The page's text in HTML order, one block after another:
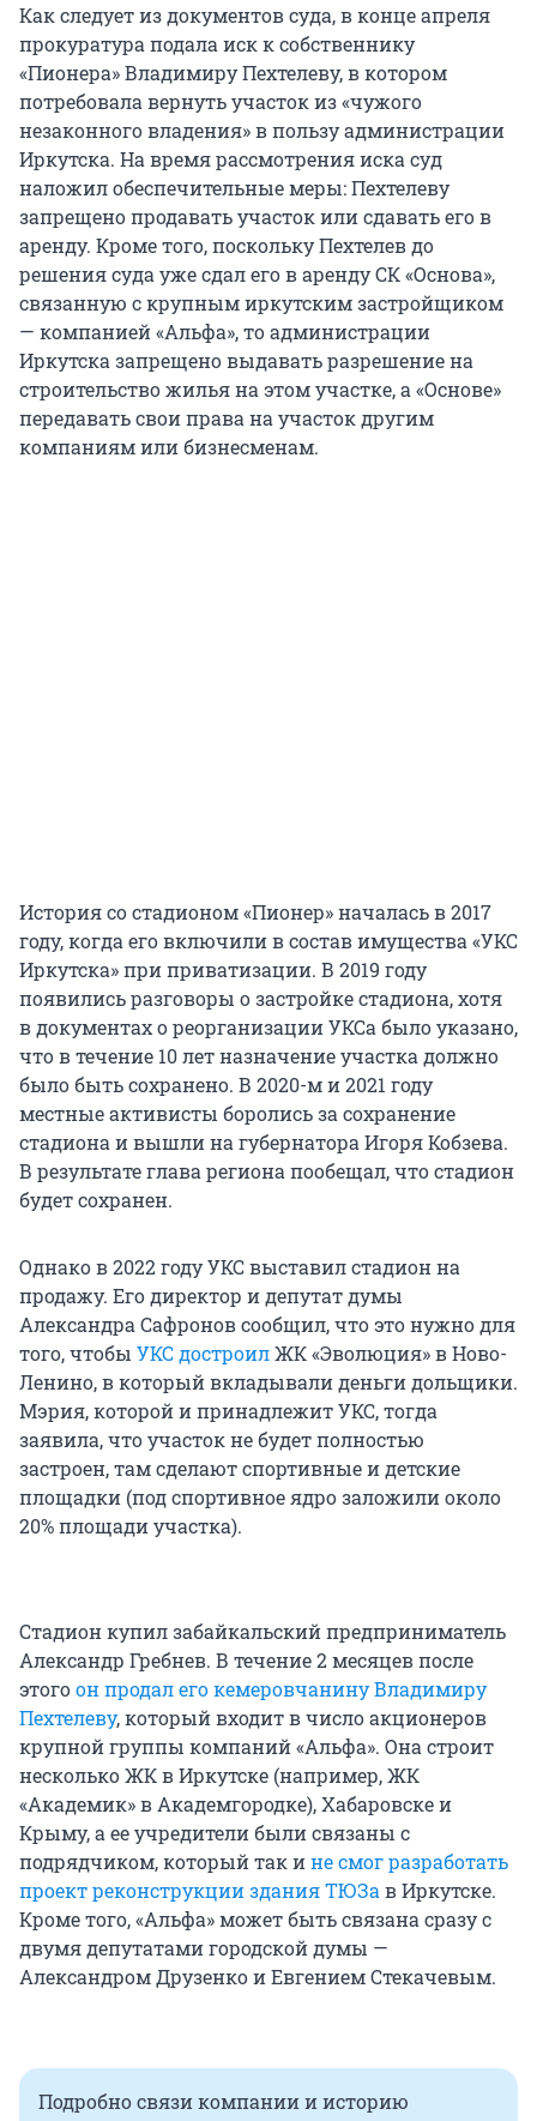
Как следует из документов суда, в конце апреля
прокуратура подала иск к собственнику
«Пионера» Владимиру Пехтелеву, в котором
потребовала вернуть участок из «чужого
незаконного владения» в пользу администрации
Иркутска. На время рассмотрения иска суд
наложил обеспечительные меры: Пехтелеву
запрещено продавать участок или сдавать его в
аренду. Кроме того, поскольку Пехтелев до
решения суда уже сдал его в аренду СК «Основа»,
связанную с крупным иркутским застройщиком
— компанией «Альфа», то администрации
Иркутска запрещено выдавать разрешение на
строительство жилья на этом участке, а «Основе»
передавать свои права на участок другим
компаниям или бизнесменам.
История со стадионом «Пионер» началась в 2017
году, когда его включили в состав имущества «УКС
Иркутска» при приватизации. В 2019 году
появились разговоры о застройке стадиона, хотя
в документах о реорганизации УКСа было указано,
что в течение 10 лет назначение участка должно
было быть сохранено. В 2020-м и 2021 году
местные активисты боролись за сохранение
стадиона и вышли на губернатора Игоря Кобзева.
В результате глава региона пообещал, что стадион
будет сохранен.
Однако в 2022 году УКС выставил стадион на
продажу. Его директор и депутат думы
Александра Сафронов сообщил, что это нужно для
того, чтобы УКС достроилЖК «Эволюция» в Ново-
Ленино, в который вкладывали деньги дольщики.
Мэрия, которой и принадлежит УКС, тогда
заявила, что участок не будет полностью
застроен, там сделают спортивные и детские
площадки (под спортивное ядро заложили около
20% площади участка).
Стадион купил забайкальский предприниматель
Александр Гребнев. В течение 2 месяцев после
этогоон продал его кемеровчанину Владимиру
Пехтелеву, который входит в число акционеров
крупной группы компаний «Альфа». Она строит
несколько ЖК в Иркутске (например, ЖК
«Академик» в Академгородке), Хабаровске и
Крыму, а ее учредители были связаны с
подрядчиком, который так ине смог разработать
проект реконструкции здания ТЮЗа в Иркутске.
Кроме того, «Альфа» может быть связана сразу с
двумя депутатами городской думы —
Александром Друзенко и Евгением Стекачевым.
Подробно связи компании и историю